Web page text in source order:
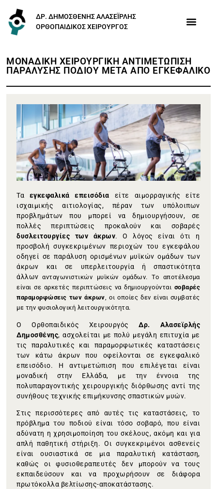
ΔΡ. ΔΗΜΟΣΘΕΝΗΣ ΑΛΑΣΕΪΡΛΗΣ
ΟΡΘΟΠΑΙΔΙΚΟΣ ΧΕΙΡΟΥΡΓΟΣ
ΜΟΝΑΔΙΚΗ ΧΕΙΡΟΥΡΓΙΚΗ ΑΝΤΙΜΕΤΩΠΙΣΗ
ΠΑΡΑΛΥΣΗΣ ΠΟΔΙΟΥ ΜΕΤΑ ΑΠΟ ΕΓΚΕΦΑΛΙΚΟ
Τα εγκεφαλικά επεισόδια είτε αιμορραγικής είτε
ισχαιμικής αιτιολογίας, πέραν των υπόλοιπων
προβλημάτων που μπορεί να δημιουργήσουν, σε
πολλές περιπτώσεις προκαλούν και σοβαρές
δυσλειτουργίες των άκρων. Ο λόγος είναι ότι η
προσβολή συγκεκριμένων περιοχών του εγκεφάλου
οδηγεί σε παράλυση ορισμένων μυϊκών ομάδων των
άκρων και σε υπερλειτουργία ή σπαστικότητα
άλλωνανταγωνιστικών μυϊκών ομάδων. Το αποτέλεσμα
είναι σε αρκετές περιπτώσεις να δημιουργούνται σοβαρές
παραμορφώσεις των άκρων, οι οποίες δεν είναι συμβατές
με την φυσιολογική λειτουργικότητα.
Ο Ορθοπαιδικός ΧειρουργόςΔρ. Αλασεϊρλής
Δημοσθένης, ασχολείται με πολύ μεγάλη επιτυχία με
τις παραλυτικές και παραμορφωτικές καταστάσεις
των κάτω άκρων που οφείλονται σε εγκεφαλικό
επεισόδιο. Η αντιμετώπιση που επιλέγεται είναι
μοναδική στην Ελλάδα, με την έννοια της
πολυπαραγοντικής χειρουργικής διόρθωσης αντί της
συνήθους τεχνικής επιμήκυνσης σπαστικών μυών.
Στις περισσότερες από αυτές τις καταστάσεις, το
πρόβλημα του ποδιού είναι τόσο σοβαρό, που είναι
αδύνατη η χρησιμοποίηση του σκέλους, ακόμη και για
απλή παθητική στήριξη. Οι συγκεκριμένοι ασθενείς
είναι ουσιαστικά σε μια παραλυτική κατάσταση,
καθώς οι φυσιοθεραπευτές δεν μπορούν να τους
εκπαιδεύσουν και να προχωρήσουν σε διάφορα
πρωτόκολλα βελτίωσης-αποκατάστασης.